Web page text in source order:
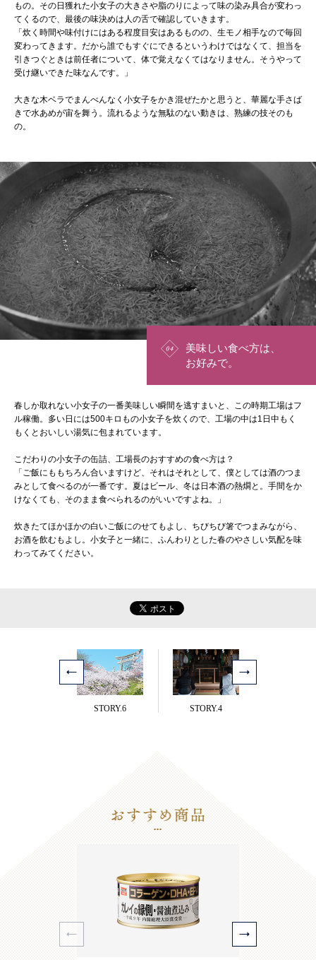
もの。その日獲れた小女子の大きさや脂のりによって味の染み具合が変わっ
てくるので、最後の味決めは人の舌で確認していきます。
「炊く時間や味付けにはある程度目安はあるものの、生モノ相手なので毎回
変わってきます。だから誰でもすぐにできるというわけではなくて、担当を
引きつぐときは前任者について、体で覚えなくてはなりません。そうやって
受け継いできた味なんです。」
大きな木ベラでまんべんなく小女子をかき混ぜたかと思うと、華麗な手さば
きで水あめが宙を舞う。流れるような無駄のない動きは、熟練の技そのも
の。
美味しい食べ方は、
お好みで。
春しか取れない小女子の一番美味しい瞬間を逃すまいと、この時期工場はフ
ル稼働。多い日には500キロもの小女子を炊くので、工場の中は1日中もく
もくとおいしい湯気に包まれています。
こだわりの小女子の缶詰、工場長のおすすめの食べ方は？
「ご飯にももちろん合いますけど、それはそれとして、僕としては酒のつま
みとして食べるのが一番です。夏はビール、冬は日本酒の熱燗と。手間をか
けなくても、そのまま食べられるのがいいですよね。」
炊きたてほかほかの白いご飯にのせてもよし、ちびちび箸でつまみながら、
お酒を飲むもよし。小女子と一緒に、ふんわりとした春のやさしい気配を味
わってみてください。
STORY.6 STORY.4